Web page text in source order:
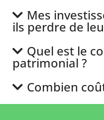
Mes
ils perdre de
Quel est le
patrimonial ?
Combien